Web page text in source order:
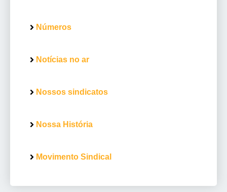
Números
Notícias no ar
Nossos sindicatos
Nossa História
Movimento Sindical